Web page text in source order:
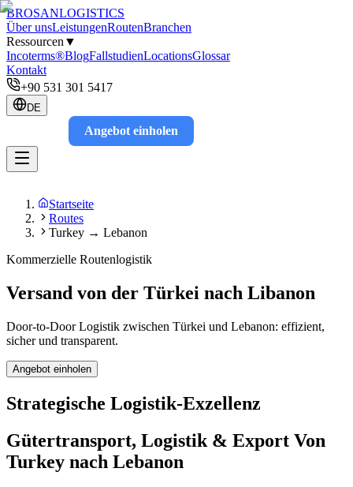
BROSANLOGISTICS
Über unsLeistungenRoutenBranchen
Ressourcen ▼
Incoterms®BlogFallstudienLocationsGlossar
Kontakt
+90 531 301 5417
DE
Angebot einholen
Startseite
Routes
Turkey → Lebanon
Kommerzielle Routenlogistik
Versand von der Türkei nach Libanon
Door-to-Door Logistik zwischen Türkei und Lebanon: effizient,
sicher und transparent.
Angebot einholen
Strategische Logistik-Exzellenz
Gütertransport, Logistik & Export Von
Turkey nach Lebanon